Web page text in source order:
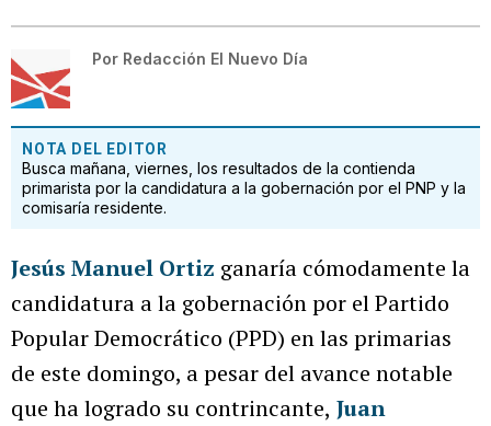
Por Redacción El Nuevo Día
NOTA DEL EDITOR
Busca mañana, viernes, los resultados de la contienda
primarista por la candidatura a la gobernación por el PNP y la
comisaría residente.
Jesús Manuel Ortiz ganaría cómodamente la
candidatura a la gobernación por el Partido
Popular Democrático (PPD) en las primarias
de este domingo, a pesar del avance notable
que ha logrado su contrincante, Juan